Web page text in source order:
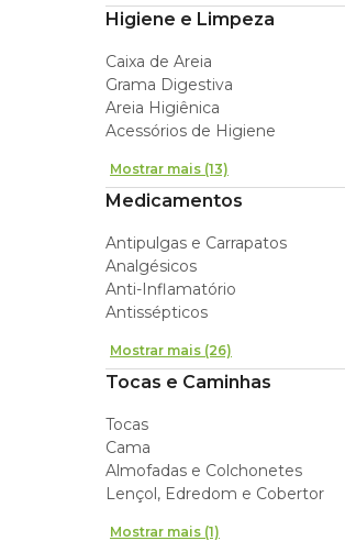
Higiene e Limpeza
Caixa de Areia
Grama Digestiva
Areia Higiênica
Acessórios de Higiene
Mostrar mais (13)
Medicamentos
Antipulgas e Carrapatos
Analgésicos
Anti-Inflamatório
Antissépticos
Mostrar mais (26)
Tocas e Caminhas
Tocas
Cama
Almofadas e Colchonetes
Lençol, Edredom e Cobertor
Mostrar mais (1)